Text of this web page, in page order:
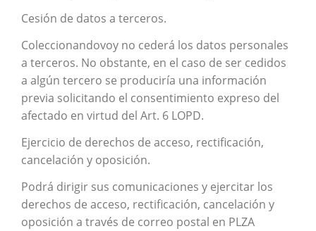
Cesión de datos a terceros.
Coleccionandovoy no cederá los datos personales
a terceros. No obstante, en el caso de ser cedidos
a algún tercero se produciría una información
previa solicitando el consentimiento expreso del
afectado en virtud del Art. 6 LOPD.
Ejercicio de derechos de acceso, rectificación,
cancelación y oposición.
Podrá dirigir sus comunicaciones y ejercitar los
derechos de acceso, rectificación, cancelación y
oposición a través de correo postal en PLZA